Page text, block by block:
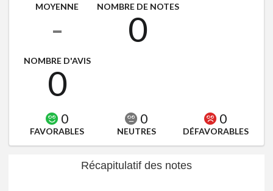
MOYENNE
-
NOMBRE DE NOTES
0
NOMBRE D'AVIS
0
0
FAVORABLES
0
NEUTRES
0
DÉFAVORABLES
Récapitulatif des notes